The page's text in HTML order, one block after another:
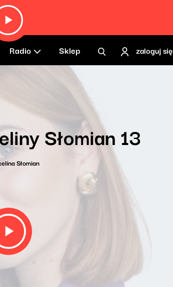
Radio Sklep zaloguj się
Słomian 13
Słomian